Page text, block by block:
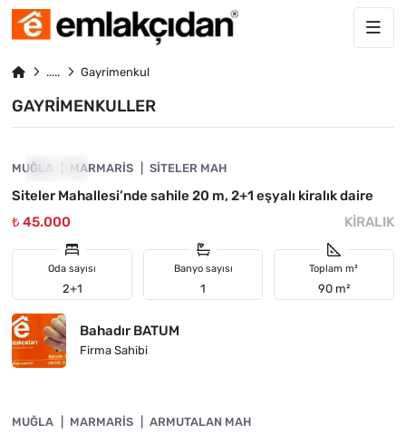
Gayrimenkul
GAYRIMENKULLER
KIRALIK
MUĞLA MARMARIS SITELER MAH
Siteler Mahallesi’nde sahile 20 m, 2+1 eşyalı kiralık daire
₺ 45.000
KIRALIK
Oda sayısı
2+1
Banyo sayısı
1
Toplam m²
90 m²
Bahadır BATUM
Firma Sahibi
ÖNE ÇIKAN
MUĞLA MARMARIS ARMUTALAN MAH